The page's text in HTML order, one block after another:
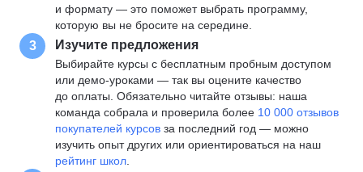
и формату — это поможет выбрать программу,
которую вы не бросите на середине.
3 Изучите предложения
Выбирайте курсы с бесплатным пробным доступом
или демо-уроками — так вы оцените качество
до оплаты. Обязательно читайте отзывы: наша
команда собрала и проверила более 10 000 отзывов
покупателей курсов за последний год — можно
изучить опыт других или ориентироваться на наш
рейтинг школ